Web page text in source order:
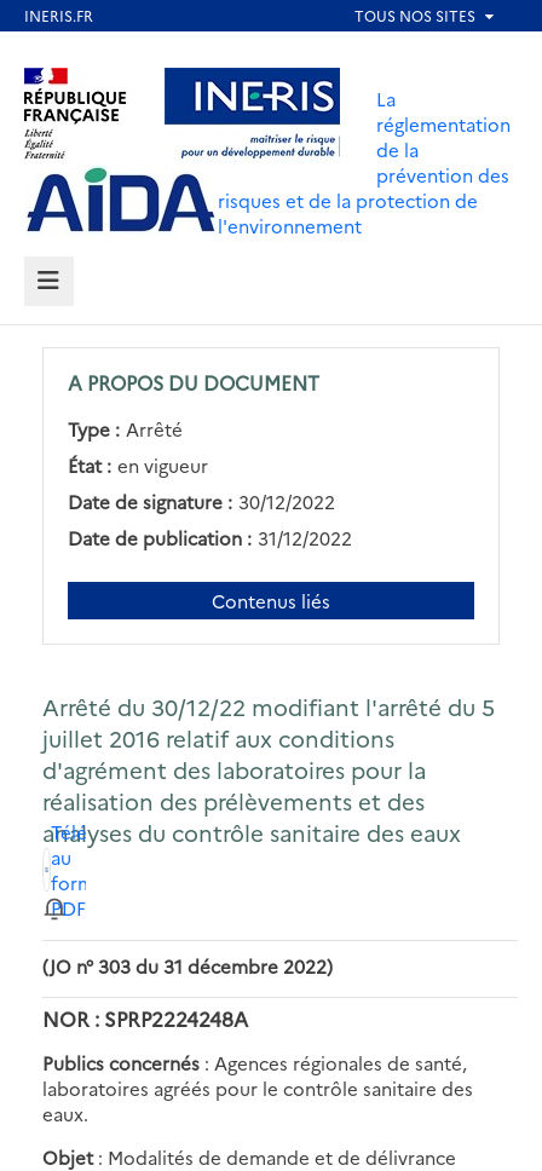
contenu
principal
Aller au contenu Aller au menu
Aller au pied de page
La
réglementation
de la
prévention des
risques et de la protection de
l'environnement
MENU
A PROPOS DU DOCUMENT
Type : Arrêté
État : en vigueur
Date de signature : 30/12/2022
Date de publication : 31/12/2022
Contenus liés
Arrêté du 30/12/22 modifiant l'arrêté du 5
juillet 2016 relatif aux conditions
d'agrément des laboratoires pour la
réalisation des prélèvements et des
analyses du contrôle sanitaire des eaux
Télécharger
au
format
PDF
(JO n° 303 du 31 décembre 2022)
NOR : SPRP2224248A
Publics concernés : Agences régionales de santé,
laboratoires agréés pour le contrôle sanitaire des
eaux.
Objet: Modalités de demande et de délivrance